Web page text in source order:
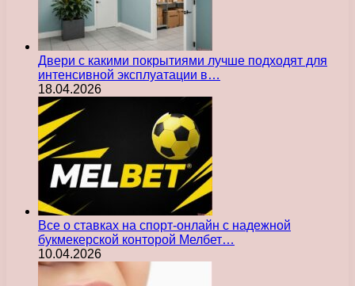
Двери с какими покрытиями лучше подходят для
интенсивной эксплуатации в…
18.04.2026
Все о ставках на спорт-онлайн с надежной
букмекерской конторой Мелбет…
10.04.2026